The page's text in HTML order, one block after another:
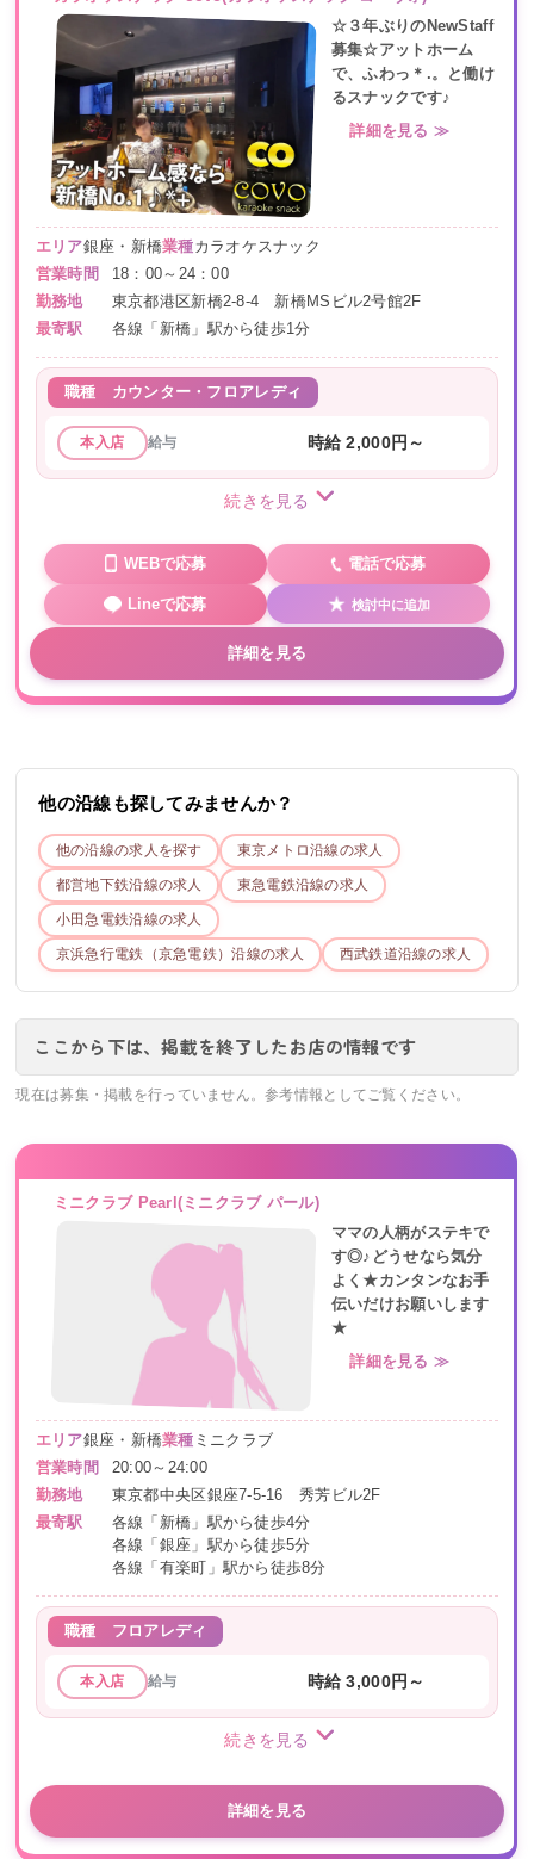
☆３年ぶりのNewStaff
募集☆アットホーム
で、ふわっ＊.。と働け
るスナックです♪
詳細を見る ≫
エリア銀座・新橋業種カラオケスナック
営業時間
18：00～24：00
勤務地
東京都港区新橋2-8-4 新橋MSビル2号館2F
最寄駅
各線「新橋」駅から徒歩1分
職種 カウンター・フロアレディ
本入店 給与 時給 2,000円～
続きを見る
WEBで応募 電話で応募
Lineで応募 検討中に追加
詳細を見る
他の沿線も探してみませんか？
他の沿線の求人を探す 東京メトロ沿線の求人
都営地下鉄沿線の求人 東急電鉄沿線の求人
小田急電鉄沿線の求人
京浜急行電鉄（京急電鉄）沿線の求人 西武鉄道沿線の求人
ここから下は、掲載を終了したお店の情報です
現在は募集・掲載を行っていません。参考情報としてご覧ください。
ミニクラブ Pearl(ミニクラブ パール)
ママの人柄がステキで
す◎♪どうせなら気分
よく★カンタンなお手
伝いだけお願いします
★
詳細を見る ≫
エリア銀座・新橋業種 ミニクラブ
営業時間
20:00～24:00
勤務地
東京都中央区銀座7-5-16 秀芳ビル2F
最寄駅
各線「新橋」駅から徒歩4分
各線「銀座」駅から徒歩5分
各線「有楽町」駅から徒歩8分
職種 フロアレディ
本入店 給与 時給 3,000円～
続きを見る
詳細を見る